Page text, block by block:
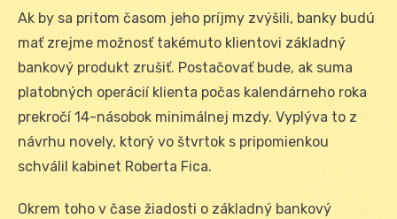
Ak by sa pritom časom jeho príjmy zvýšili, banky budú
mať zrejme možnosť takémuto klientovi základný
bankový produkt zrušiť. Postačovať bude, ak suma
platobných operácií klienta počas kalendárneho roka
prekročí 14-násobok minimálnej mzdy. Vyplýva to z
návrhu novely, ktorý vo štvrtok s pripomienkou
schválil kabinet Roberta Fica.
Okrem toho v čase žiadosti o základný bankový